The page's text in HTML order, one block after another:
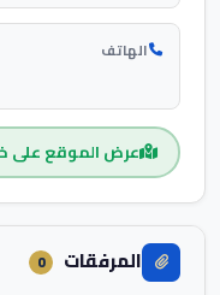
الهاتف
عرض الموقع على
المرفقات 0